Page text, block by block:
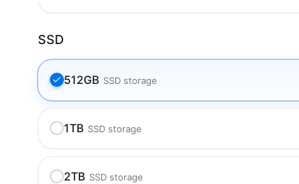
SSD
512GB SSD storage
1TB SSD storage
2TB SSD storage